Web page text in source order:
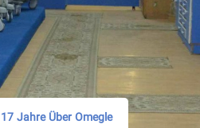
Jahre Über Omegle